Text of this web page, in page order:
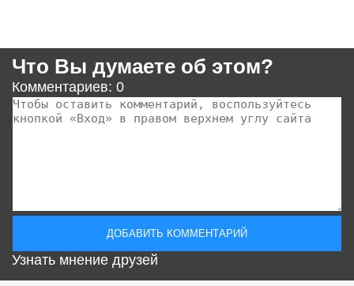
Что Вы думаете об этом?
Комментариев: 0
Узнать мнение друзей